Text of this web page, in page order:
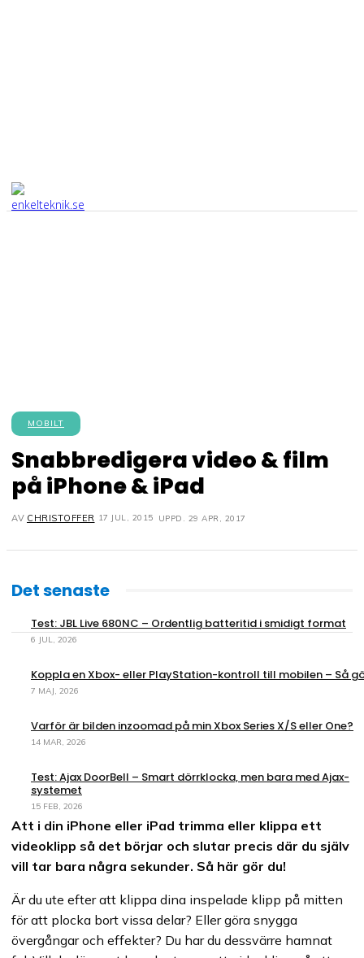
MOBILT
Snabbredigera video & film
på iPhone & iPad
AV CHRISTOFFER 17 JUL, 2015 UPPD. 29 APR, 2017
Det senaste
Test: JBL Live 680NC – Ordentlig batteritid i smidigt format
6 JUL, 2026
Koppla en Xbox- eller PlayStation-kontroll till mobilen – Så
7 MAJ, 2026
Varför är bilden inzoomad på min Xbox Series X/S eller One?
14 MAR, 2026
Test: Ajax DoorBell – Smart dörrklocka, men bara med Ajax-
systemet
15 FEB, 2026
Att i din iPhone eller iPad trimma eller klippa ett
videoklipp så det börjar och slutar precis där du själv
vill tar bara några sekunder. Så här gör du!
Är du ute efter att klippa dina inspelade klipp på mitten
för att plocka bort vissa delar? Eller göra snygga
övergångar och effekter? Du har du dessvärre hamnat